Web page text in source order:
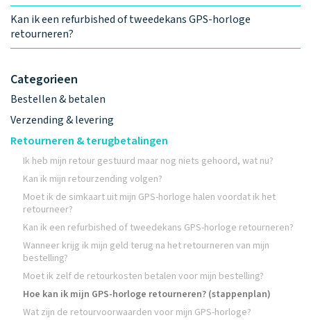
Categorieen
Bestellen & betalen
Verzending & levering
Retourneren & terugbetalingen
Ik heb mijn retour gestuurd maar nog niets gehoord, wat nu?
Kan ik mijn retourzending volgen?
Moet ik de simkaart uit mijn GPS-horloge halen voordat ik het
retourneer?
Kan ik een refurbished of tweedekans GPS-horloge retourneren?
Wanneer krijg ik mijn geld terug na het retourneren van mijn
bestelling?
Moet ik zelf de retourkosten betalen voor mijn bestelling?
Hoe kan ik mijn GPS-horloge retourneren? (stappenplan)
Wat zijn de retourvoorwaarden voor mijn GPS-horloge?
Kan ik een refurbished of tweedekans GPS-horloge
retourneren?